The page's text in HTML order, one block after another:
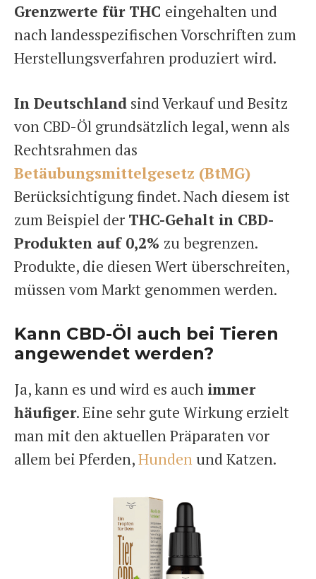
Grenzwerte für THC eingehalten und
nach landesspezifischen Vorschriften zum
Herstellungsverfahren produziert wird.
In Deutschland sind Verkauf und Besitz
von CBD-Öl grundsätzlich legal, wenn als
Rechtsrahmen das
Betäubungsmittelgesetz (BtMG)
Berücksichtigung findet. Nach diesem ist
zum Beispiel der THC-Gehalt in CBD-
Produkten auf 0,2% zu begrenzen.
Produkte, die diesen Wert überschreiten,
müssen vom Markt genommen werden.
Kann CBD-Öl auch bei Tieren
angewendet werden?
Ja, kann es und wird es auch immer
häufiger. Eine sehr gute Wirkung erzielt
man mit den aktuellen Präparaten vor
allem bei Pferden,Hunden und Katzen.